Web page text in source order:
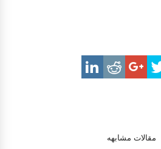
مقالات مشابهه